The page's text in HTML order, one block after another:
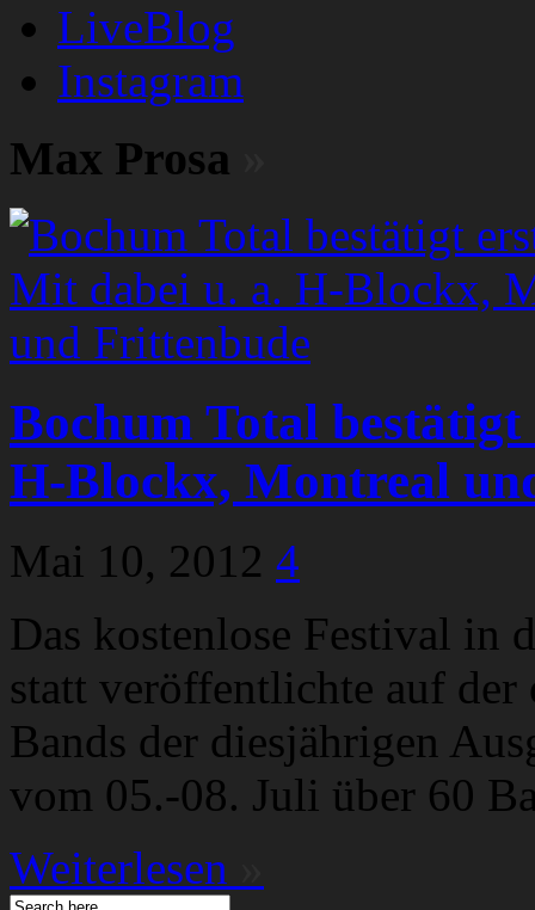
LiveBlog
Instagram
Max Prosa
Bochum Total
H-Blockx, Montreal
Mai 10, 2012 4
Das kostenlose Festival in
statt veröffentlichte auf
Bands der diesjährigen
vom 05.-08. Juli über 60
Weiterlesen